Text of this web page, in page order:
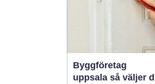
Byggföretag
uppsala så väljer du